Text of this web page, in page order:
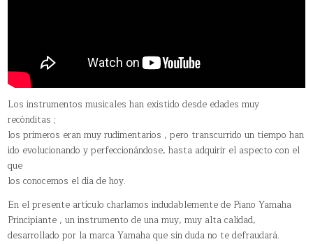
Los instrumentos musicales han existido desde edades muy
recónditas ;
los primeros eran muy rudimentarios , pero transcurrido un tiempo han
ido evolucionando y perfeccionándose, hasta adquirir el aspecto con el
que
los conocemos el día de hoy.
En el presente artículo charlamos indudablemente de Piano Yamaha
Principiante , un instrumento de una muy, muy alta calidad,
desarrollado por la marca Yamaha que sin duda no te defraudará.